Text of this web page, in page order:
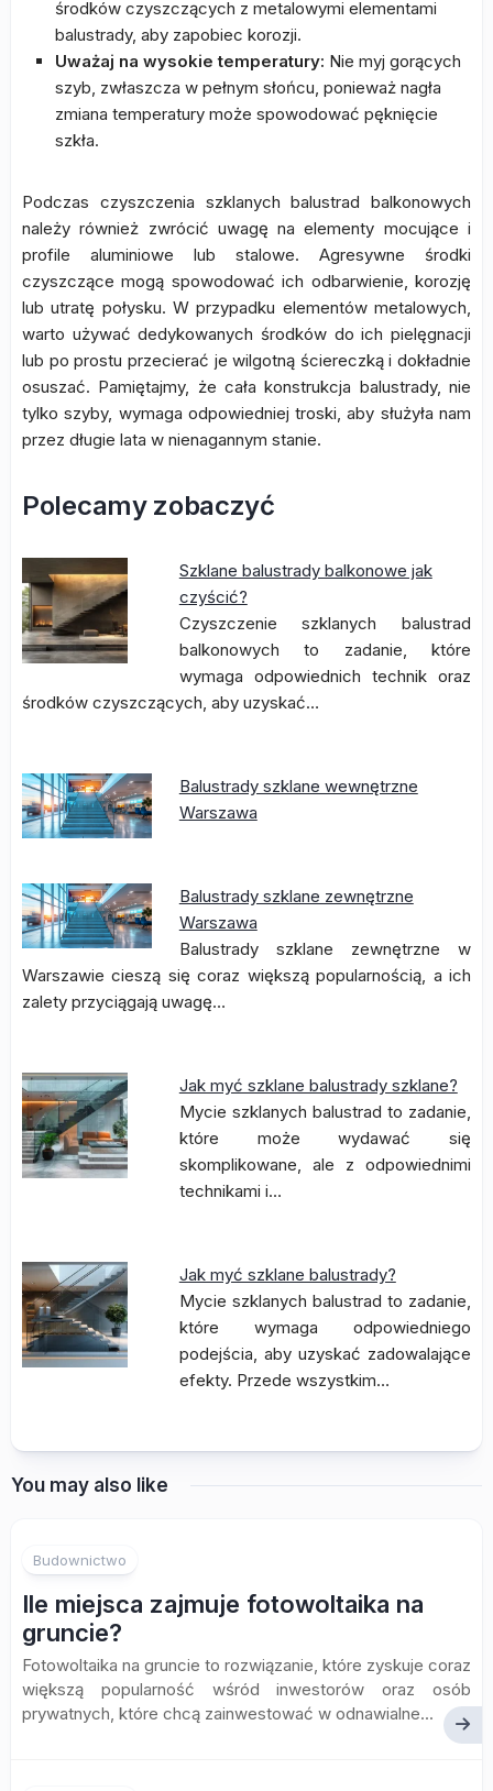
środków czyszczących z metalowymi elementami
balustrady, aby zapobiec korozji.
Uważaj na wysokie temperatury: Nie myj gorących
szyb, zwłaszcza w pełnym słońcu, ponieważ nagła
zmiana temperatury może spowodować pęknięcie
szkła.
Podczas czyszczenia szklanych balustrad balkonowych
należy również zwrócić uwagę na elementy mocujące i
profile aluminiowe lub stalowe. Agresywne środki
czyszczące mogą spowodować ich odbarwienie, korozję
lub utratę połysku. W przypadku elementów metalowych,
warto używać dedykowanych środków do ich pielęgnacji
lub po prostu przecierać je wilgotną ściereczką i dokładnie
osuszać. Pamiętajmy, że cała konstrukcja balustrady, nie
tylko szyby, wymaga odpowiedniej troski, aby służyła nam
przez długie lata w nienagannym stanie.
Polecamy zobaczyć
Szklane balustrady balkonowe jak
czyścić?
Czyszczenie szklanych balustrad
balkonowych to zadanie, które
wymaga odpowiednich technik oraz
środków czyszczących, aby uzyskać…
Balustrady szklane wewnętrzne
Warszawa
Balustrady szklane zewnętrzne
Warszawa
Balustrady szklane zewnętrzne w
Warszawie cieszą się coraz większą popularnością, a ich
zalety przyciągają uwagę…
Jak myć szklane balustrady szklane?
Mycie szklanych balustrad to zadanie,
które może wydawać się
skomplikowane, ale z odpowiednimi
technikami i…
Jak myć szklane balustrady?
Mycie szklanych balustrad to zadanie,
które wymaga odpowiedniego
podejścia, aby uzyskać zadowalające
efekty. Przede wszystkim…
You may also like
Budownictwo
Ile miejsca zajmuje fotowoltaika na
gruncie?
Fotowoltaika na gruncie to rozwiązanie, które zyskuje coraz
większą popularność wśród inwestorów oraz osób
prywatnych, które chcą zainwestować w odnawialne...